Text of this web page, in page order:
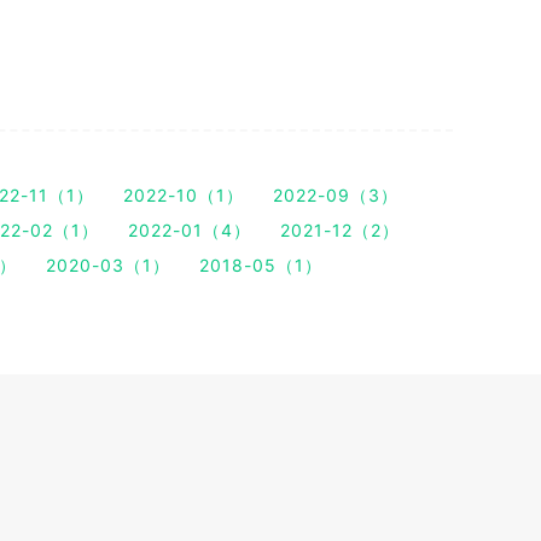
11（1） 2022-10（1）
2022-09（3）
02（1） 2022-01（4）
2021-12（2）
2020-03（1） 2018-05（1）